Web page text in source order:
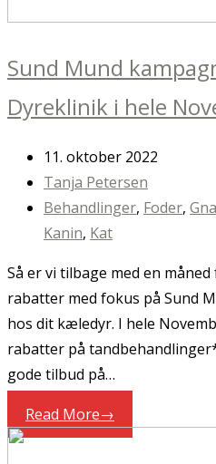
Sund Mund
Dyreklinik i hele
11. oktober 2022
Tanja Petersen
Behandlinger, Foder,
Kanin, Kat
Så er vi tilbage med en
rabatter med fokus på Sund
hos dit kæledyr. I hele
rabatter på
gode tilbud på…
Read More→